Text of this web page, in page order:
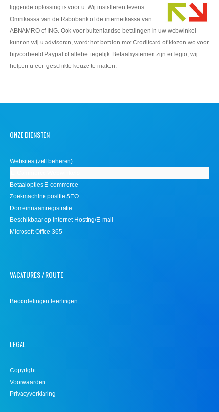
liggende oplossing is voor u. Wij installeren tevens
Omnikassa van de Rabobank of de internetkassa van
ABNAMRO of ING. Ook voor buitenlandse betalingen in uw webwinkel
kunnen wij u adviseren, wordt het betalen met Creditcard of kiezen we voor
bijvoorbeeld Paypal of allebei tegelijk. Betaalsystemen zijn er legio, wij
helpen u een geschikte keuze te maken.
ONZE DIENSTEN
Websites (zelf beheren)
Betaalopties E-commerce
Zoekmachine positie SEO
Domeinnaamregistratie
Beschikbaar op internet Hosting/E-mail
Microsoft Office 365
VACATURES / ROUTE
Beoordelingen leerlingen
LEGAL
Copyright
Voorwaarden
Privacyverklaring